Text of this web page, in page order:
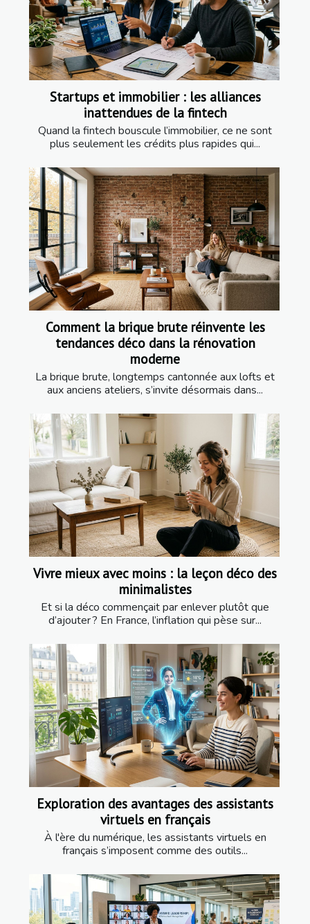
Startups et immobilier : les alliances
inattendues de la fintech
Quand la fintech bouscule l’immobilier, ce ne sont
plus seulement les crédits plus rapides qui...
Comment la brique brute réinvente les
tendances déco dans la rénovation
moderne
La brique brute, longtemps cantonnée aux lofts et
aux anciens ateliers, s’invite désormais dans...
Vivre mieux avec moins : la leçon déco des
minimalistes
Et si la déco commençait par enlever plutôt que
d’ajouter ? En France, l’inflation qui pèse sur...
Exploration des avantages des assistants
virtuels en français
À l'ère du numérique, les assistants virtuels en
français s’imposent comme des outils...